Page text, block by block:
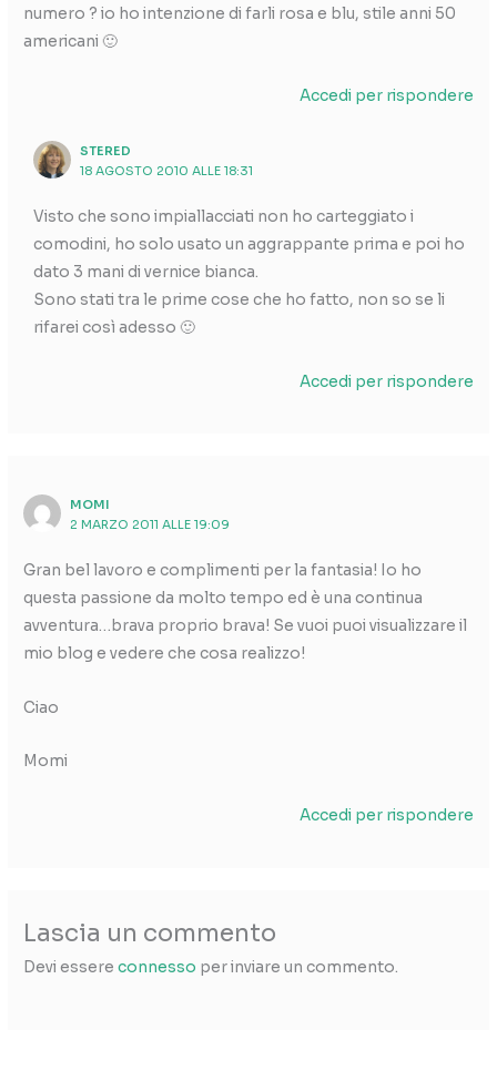
numero ? io ho intenzione di farli rosa e blu, stile anni 50
americani 🙂
Accedi per rispondere
STERED
18 AGOSTO 2010 ALLE 18:31
Visto che sono impiallacciati non ho carteggiato i
comodini, ho solo usato un aggrappante prima e poi ho
dato 3 mani di vernice bianca.
Sono stati tra le prime cose che ho fatto, non so se li
rifarei così adesso 🙂
Accedi per rispondere
MOMI
2 MARZO 2011 ALLE 19:09
Gran bel lavoro e complimenti per la fantasia! Io ho
questa passione da molto tempo ed è una continua
avventura…brava proprio brava! Se vuoi puoi visualizzare il
mio blog e vedere che cosa realizzo!
Ciao
Momi
Accedi per rispondere
Lascia un commento
Devi essereconnesso per inviare un commento.